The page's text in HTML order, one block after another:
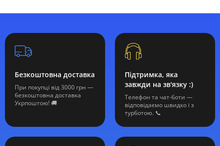
Безкоштовна доставка
При покупці від 3000 грн —
безкоштовна доставка
Укрпоштою! 🚚
Підтримка, яка
завжди на зв'язку :)
Телефон та чат-боти —
відповідаємо швидко і з
турботою. 📞